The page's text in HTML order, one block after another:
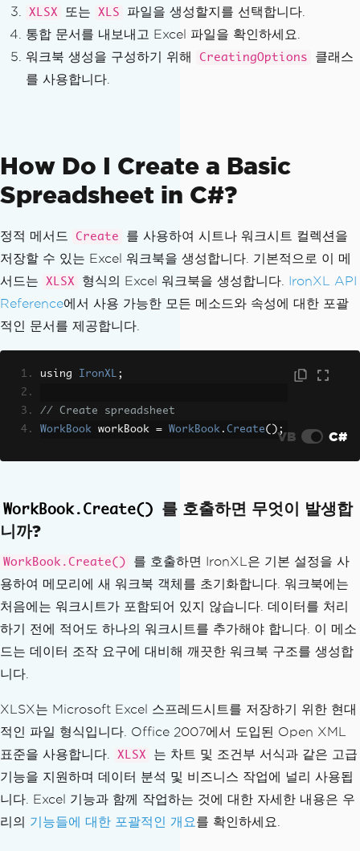
XLSX 또는 XLS
파일을 생성할지를 선택합니다.
통합 문서를 내보내고 Excel 파일을 확인하세요.
워크북 생성을 구성하기 위해
CreatingOptions
클래스
를 사용합니다.
How Do I Create a Basic
Spreadsheet in C#?
정적 메서드 Create
를 사용하여 시트나 워크시트 컬렉션을
저장할 수 있는 Excel 워크북을 생성합니다. 기본적으로 이 메
서드는
XLSX 형식의 Excel 워크북을 생성합니다. IronXL API
Reference에서 사용 가능한 모든 메소드와 속성에 대한 포괄
적인 문서를 제공합니다.
using IronXL ;
// Create spreadsheet
WorkBook workBook = WorkBook . Create();VB C#
WorkBook.Create()
를 호출하면 무엇이 발생합
니까?
WorkBook.Create()
를 호출하면 IronXL은 기본 설정을 사
용하여 메모리에 새 워크북 객체를 초기화합니다. 워크북에는
처음에는 워크시트가 포함되어 있지 않습니다. 데이터를 처리
하기 전에 적어도 하나의 워크시트를 추가해야 합니다. 이 메소
드는 데이터 조작 요구에 대비해 깨끗한 워크북 구조를 생성합
니다.
XLSX는 Microsoft Excel 스프레드시트를 저장하기 위한 현대
적인 파일 형식입니다. Office 2007에서 도입된 Open XML
표준을 사용합니다.
XLSX
는 차트 및 조건부 서식과 같은 고급
기능을 지원하며 데이터 분석 및 비즈니스 작업에 널리 사용됩
니다. Excel 기능과 함께 작업하는 것에 대한 자세한 내용은 우
리의 기능들에 대한 포괄적인 개요를 확인하세요.